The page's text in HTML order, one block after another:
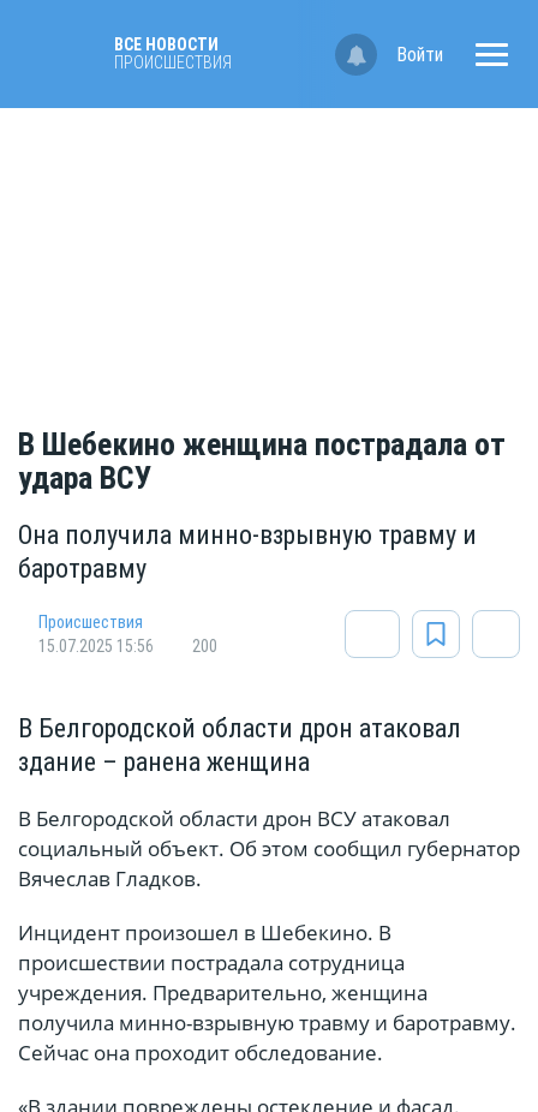
ВСЕ НОВОСТИ
ПРОИСШЕСТВИЯ
Войти
В Шебекино женщина пострадала от
удара ВСУ
Она получила минно-взрывную травму и
баротравму
Происшествия
15.07.2025 15:56
200
В Белгородской области дрон атаковал
здание – ранена женщина
В Белгородской области дрон ВСУ атаковал
социальный объект. Об этом сообщил губернатор
Вячеслав Гладков.
Инцидент произошел в Шебекино. В
происшествии пострадала сотрудница
учреждения. Предварительно, женщина
получила минно-взрывную травму и баротравму.
Сейчас она проходит обследование.